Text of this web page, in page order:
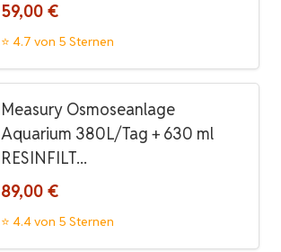
59,00 €
⭐ 4.7 von 5 Sternen
Measury Osmoseanlage
Aquarium 380L/Tag + 630 ml
RESINFILT...
89,00 €
⭐ 4.4 von 5 Sternen